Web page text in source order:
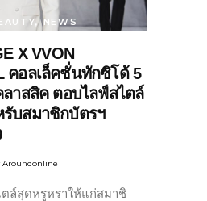
,NEWS
X VVON
คอลเล็คชั่นทักซิโด้ 5
าสสิค ตอบไลฟ์สไตล์
รับสมาชิกบัตรฯ
Aroundonline
ตล์สุดหรูหราให้แก่สมาชิ